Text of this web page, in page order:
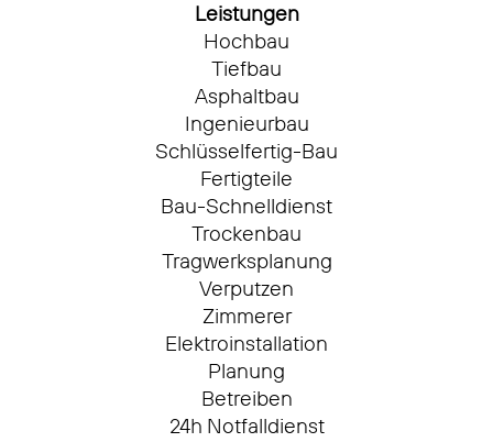
Leistungen
Hochbau
Tiefbau
Asphaltbau
Ingenieurbau
Schlüsselfertig-Bau
Fertigteile
Bau-Schnelldienst
Trockenbau
Tragwerksplanung
Verputzen
Zimmerer
Elektroinstallation
Planung
Betreiben
24h Notfalldienst